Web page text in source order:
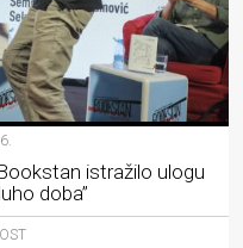
istražilo ulogu
doba”